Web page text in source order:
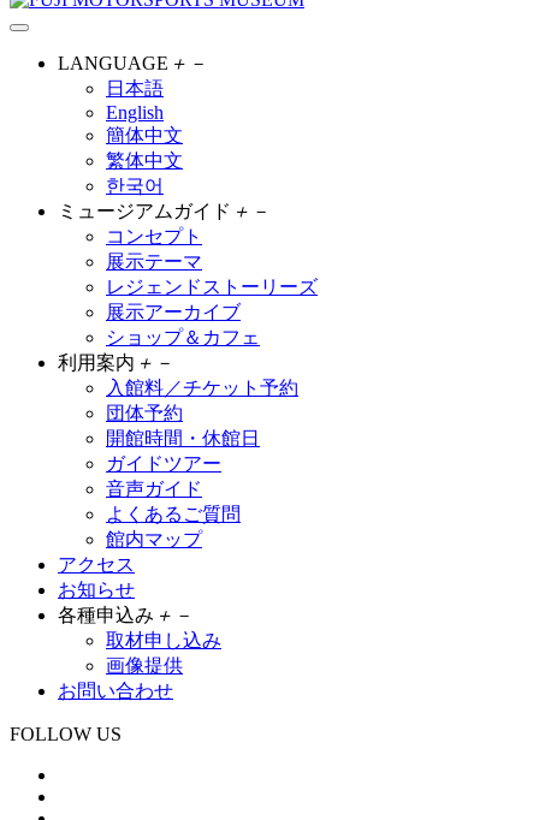
LANGUAGE ＋ －
日本語
English
簡体中文
繁体中文
한국어
ミュージアムガイド ＋ －
コンセプト
展示テーマ
レジェンドストーリーズ
展示アーカイブ
ショップ＆カフェ
利用案内 ＋ －
入館料／チケット予約
団体予約
開館時間・休館日
ガイドツアー
音声ガイド
よくあるご質問
館内マップ
アクセス
お知らせ
各種申込み ＋ －
取材申し込み
画像提供
お問い合わせ
FOLLOW US